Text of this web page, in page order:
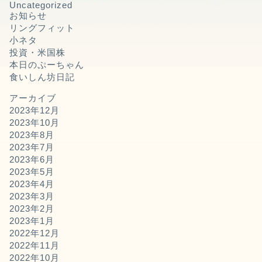
Uncategorized
お知らせ
リングフィット
小ネタ
投資・米国株
本日のぷーちゃん
食いしん坊日記
アーカイブ
2023年12月
2023年10月
2023年8月
2023年7月
2023年6月
2023年5月
2023年4月
2023年3月
2023年2月
2023年1月
2022年12月
2022年11月
2022年10月